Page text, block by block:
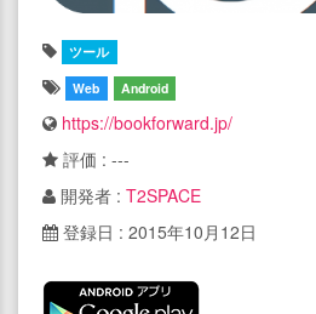
ツール
Web
Android
https://bookforward.jp/
評価 : ---
開発者 : T2SPACE
登録日 : 2015年10月12日